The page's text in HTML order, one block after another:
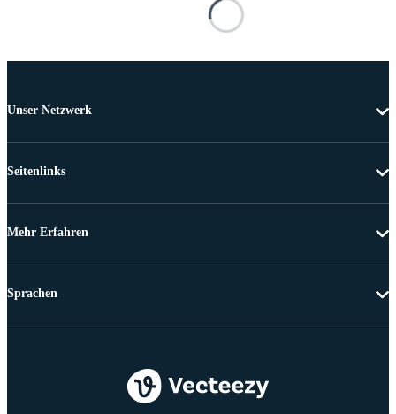
Unser Netzwerk
Seitenlinks
Mehr Erfahren
Sprachen